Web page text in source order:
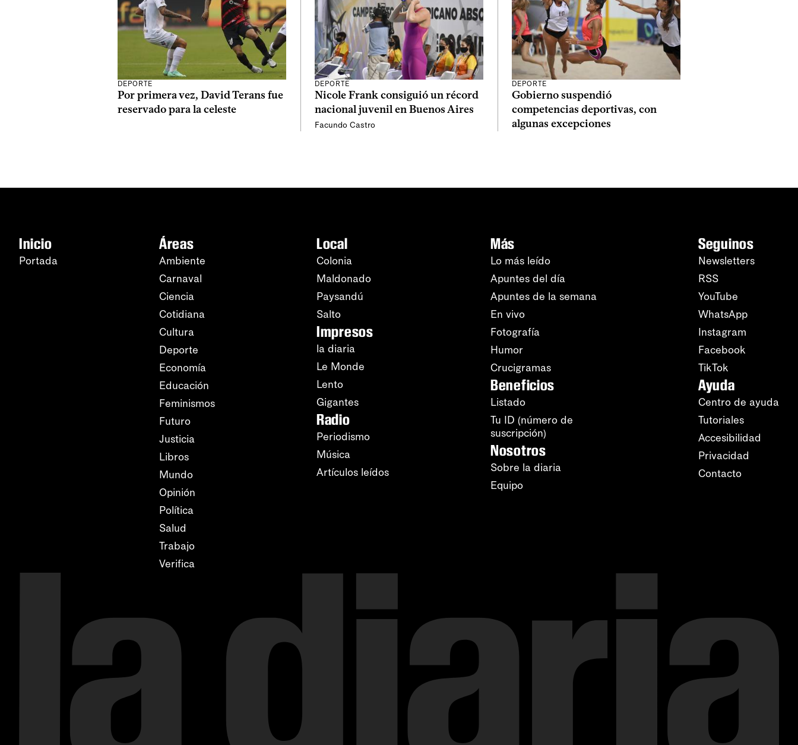
DEPORTE
Por primera vez, David Terans fue
reservado para la celeste
DEPORTE
Nicole Frank consiguió un récord
nacional juvenil en Buenos Aires
Facundo Castro
DEPORTE
Gobierno suspendió
competencias deportivas, con
algunas excepciones
Inicio
Portada
Áreas
Ambiente
Carnaval
Ciencia
Cotidiana
Cultura
Deporte
Economía
Educación
Feminismos
Futuro
Justicia
Libros
Mundo
Opinión
Política
Salud
Trabajo
Verifica
Local
Colonia
Maldonado
Paysandú
Salto
Impresos
la diaria
Le Monde
Lento
Gigantes
Radio
Periodismo
Música
Artículos leídos
Más
Lo más leído
Apuntes del día
Apuntes de la semana
En vivo
Fotografía
Humor
Crucigramas
Beneficios
Listado
Tu ID (número de
suscripción)
Nosotros
Sobre la diaria
Equipo
Seguinos
Newsletters
RSS
YouTube
WhatsApp
Instagram
Facebook
TikTok
Ayuda
Centro de ayuda
Tutoriales
Accesibilidad
Privacidad
Contacto